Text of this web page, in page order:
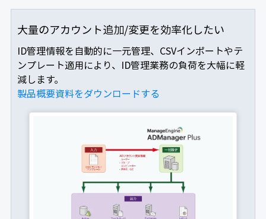
大量のアカウント追加/変更を効率化したい
ID管理情報を自動的に一元管理、CSVインポートやテ
ンプレート適用により、ID管理業務の負荷を大幅に軽
減します。
製品概要資料をダウンロードする